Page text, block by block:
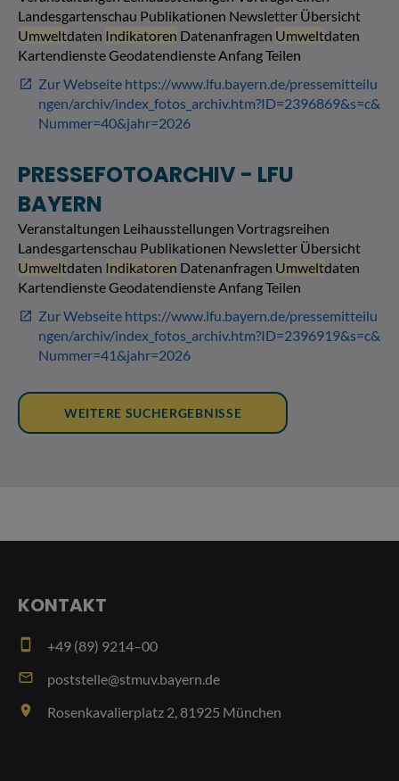
KONTAKT
smartphone +49 (89) 9214–00
email poststelle@stmuv.bayern.de
place Rosenkavalierplatz 2, 81925 München